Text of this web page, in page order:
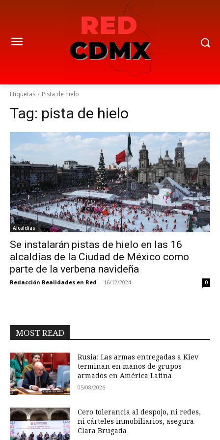
Etiquetas Pista de hielo
Tag: pista de hielo
Alcaldías
Se instalarán pistas de hielo en las 16
alcaldías de la Ciudad de México como
parte de la verbena navideña
Redacción Realidades en Red - 16/12/2024 0
MOST READ
Rusia: Las armas entregadas a Kiev
terminan en manos de grupos
armados en América Latina
05/08/2026
Cero tolerancia al despojo, ni redes,
ni cárteles inmobiliarios, asegura
Clara Brugada